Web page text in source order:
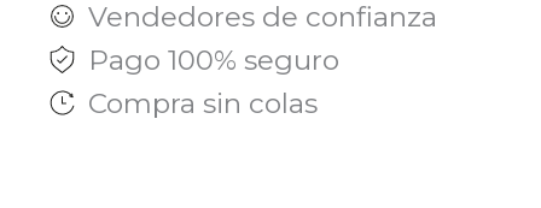
Vendedores de confianza
Pago 100% seguro
Compra sin colas